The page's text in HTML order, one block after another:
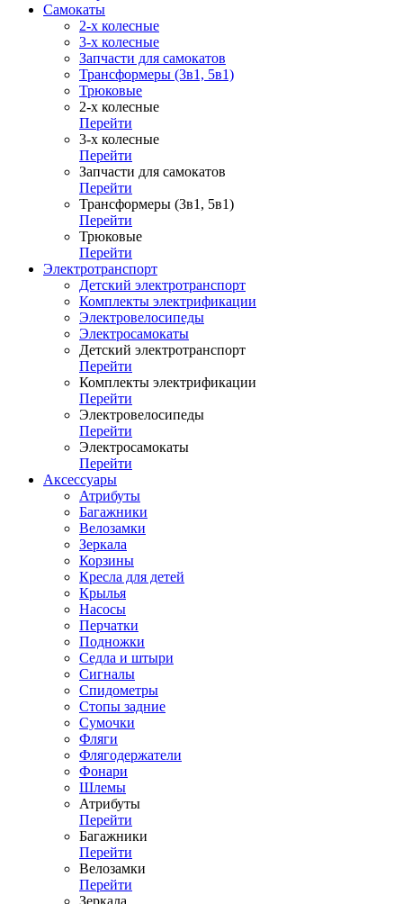
Самокаты
2-х колесные
3-х колесные
Запчасти для самокатов
Трансформеры (3в1, 5в1)
Трюковые
2-х колесные
Перейти
3-х колесные
Перейти
Запчасти для самокатов
Перейти
Трансформеры (3в1, 5в1)
Перейти
Трюковые
Перейти
Электротранспорт
Детский электротранспорт
Комплекты электрификации
Электровелосипеды
Электросамокаты
Детский электротранспорт
Перейти
Комплекты электрификации
Перейти
Электровелосипеды
Перейти
Электросамокаты
Перейти
Аксессуары
Атрибуты
Багажники
Велозамки
Зеркала
Корзины
Кресла для детей
Крылья
Насосы
Перчатки
Подножки
Седла и штыри
Сигналы
Спидометры
Стопы задние
Сумочки
Фляги
Флягодержатели
Фонари
Шлемы
Атрибуты
Перейти
Багажники
Перейти
Велозамки
Перейти
Зеркала